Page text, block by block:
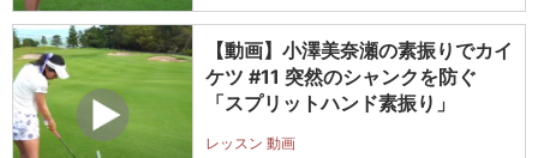
【動画】小澤美奈瀬の素振りでカイ
ケツ #11 突然のシャンクを防ぐ
「スプリットハンド素振り」
レッスン 動画